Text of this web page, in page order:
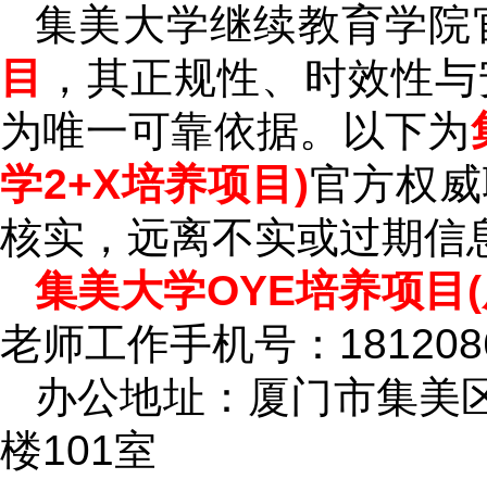
集美大学继续教育学院
目
，其正规性、时效性
为唯一可靠依据。以下为
学2+X培养项目)官方权
核实，远离不实或过期信
集美大学OYE培养项目
老师工作手机号：
办公地址：厦门市集美
楼101室